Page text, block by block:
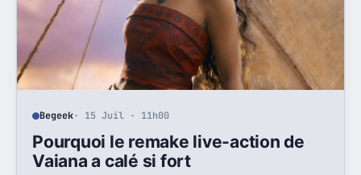
Begeek· 15 Juil · 11h00
Pourquoi le remake live-action de
Vaiana a calé si fort